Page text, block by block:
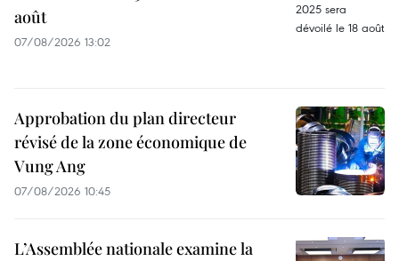
août
07/08/2026 13:02
Approbation du plan directeur
révisé de la zone économique de
Vung Ang
07/08/2026 10:45
L’Assemblée nationale examine la